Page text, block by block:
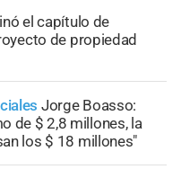
el capítulo de
de propiedad
Jorge Boasso:
de $ 2,8 millones, la
los $ 18 millones"